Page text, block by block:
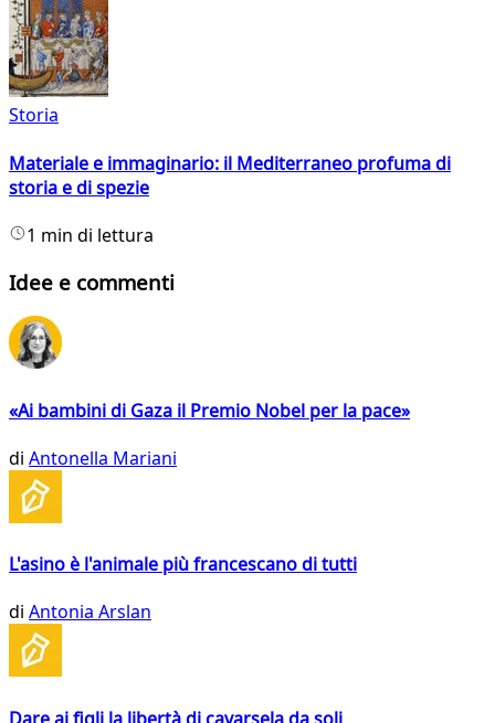
Storia
Materiale e immaginario: il Mediterraneo profuma di
storia e di spezie
1 min di lettura
Idee e commenti
«Ai bambini di Gaza il Premio Nobel per la pace»
di Antonella Mariani
L'asino è l'animale più francescano di tutti
di Antonia Arslan
Dare ai figli la libertà di cavarsela da soli